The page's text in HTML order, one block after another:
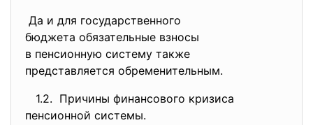
Да и для государственного
бюджета обязательные взносы
в пенсионную систему также
представляется обременительным.
1.2. Причины финансового кризиса
пенсионной системы.